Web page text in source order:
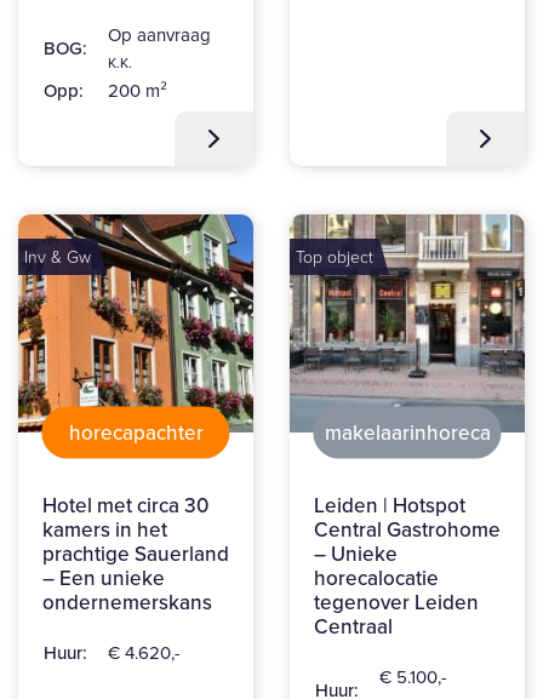
BOG:
Op aanvraag
K.K.
Opp: 200 m²
Inv & Gw
horecapachter
Hotel met circa 30
kamers in het
prachtige Sauerland
– Een unieke
ondernemerskans
Huur: € 4.620,-
Top object
makelaarinhoreca
Leiden | Hotspot
Central Gastrohome
– Unieke
horecalocatie
tegenover Leiden
Centraal
Huur:
€ 5.100,-